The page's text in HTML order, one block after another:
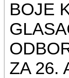
BOJE
ZA 26.